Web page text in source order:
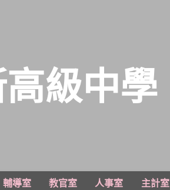
級中學
輔導室 教官室 人事室 主計室